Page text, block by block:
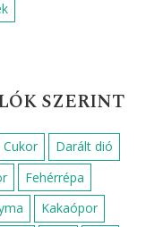
Egyszerű ebéd
Előétel
Főétel
Gyors reggeli